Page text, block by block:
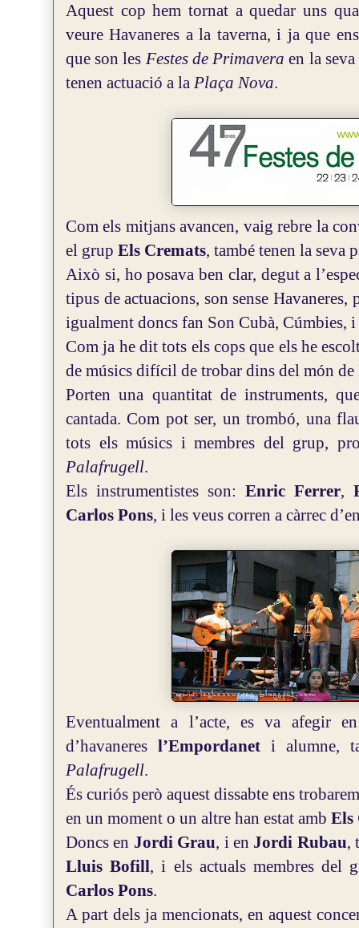
Aquest cop hem tornat a quedar uns
veure Havaneres a la taverna, i ja que
que son les Festes de Primavera en la
tenen actuació a la Plaça Nova.
Com els mitjans avancen, vaig rebre la
el grup Els Cremats, també tenen la seva
Això si, ho posava ben clar, degut a
tipus de actuacions, son sense
igualment doncs fan Son Cubà, Cúmbies, i
Com ja he dit tots els cops que els he
de músics difícil de trobar dins del món de
Porten una quantitat de instruments,
cantada. Com pot ser, un trombó, una
tots els músics i membres del grup,
Palafrugell.
Els instrumentistes son: Enric Ferrer,
Carlos Pons, i les veus corren a càrrec
Eventualment a l’acte, es va afegir
d’havaneres l’Empordaneti alumne,
Palafrugell.
És curiós però aquest dissabte ens
en un moment o un altre han estat amb Els
Doncs en Jordi Grau, i en Jordi Rubau,
Lluis Bofill, i els actuals membres del
Carlos Pons.
A part dels ja mencionats, en aquest